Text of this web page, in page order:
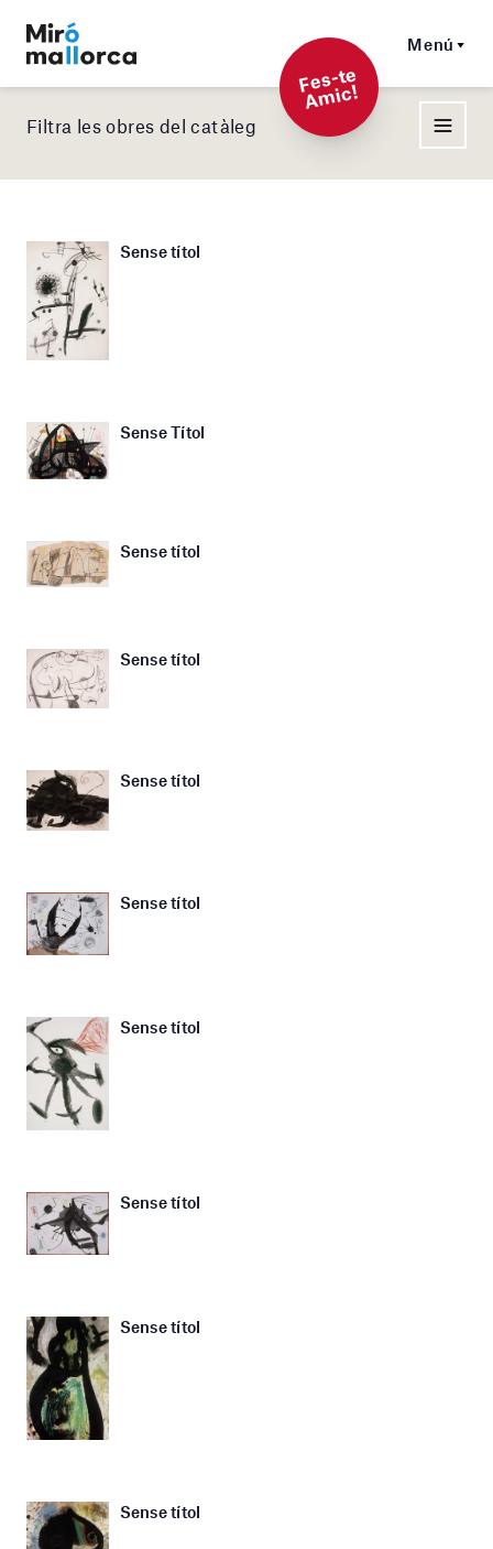
Menú
F
es-t
e
A
mi
c!
Filtra les obres del catàleg
Sense títol
Sense Títol
Sense títol
Sense títol
Sense títol
Sense títol
Sense títol
Sense títol
Sense títol
Sense títol